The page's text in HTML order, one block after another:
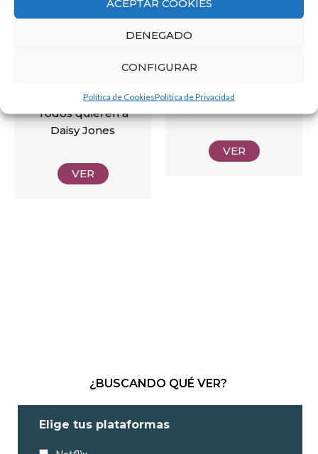
DENEGADO
CONFIGURAR
Política de CookiesPolítica de Privacidad
Todos quieren a
Daisy Jones
VER
VER
¿BUSCANDO QUÉ VER?
Elige tus plataformas